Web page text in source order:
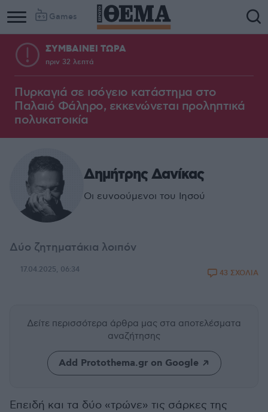
Games
ΣΥΜΒΑΙΝΕΙ ΤΩΡΑ
πριν 32 λεπτά
Πυρκαγιά σε ισόγειο κατάστημα στο
Παλαιό Φάληρο, εκκενώνεται προληπτικά
πολυκατοικία
Δημήτρης Δανίκας
Οι ευνοούμενοι του Ιησού
Δύο ζητηματάκια λοιπόν
17.04.2025, 06:34 43 ΣΧΟΛΙΑ
Δείτε περισσότερα άρθρα μας στα αποτελέσματα
αναζήτησης
Add Protothema.gr on Google
Επειδή και τα δύο «τρώνε» τις σάρκες της